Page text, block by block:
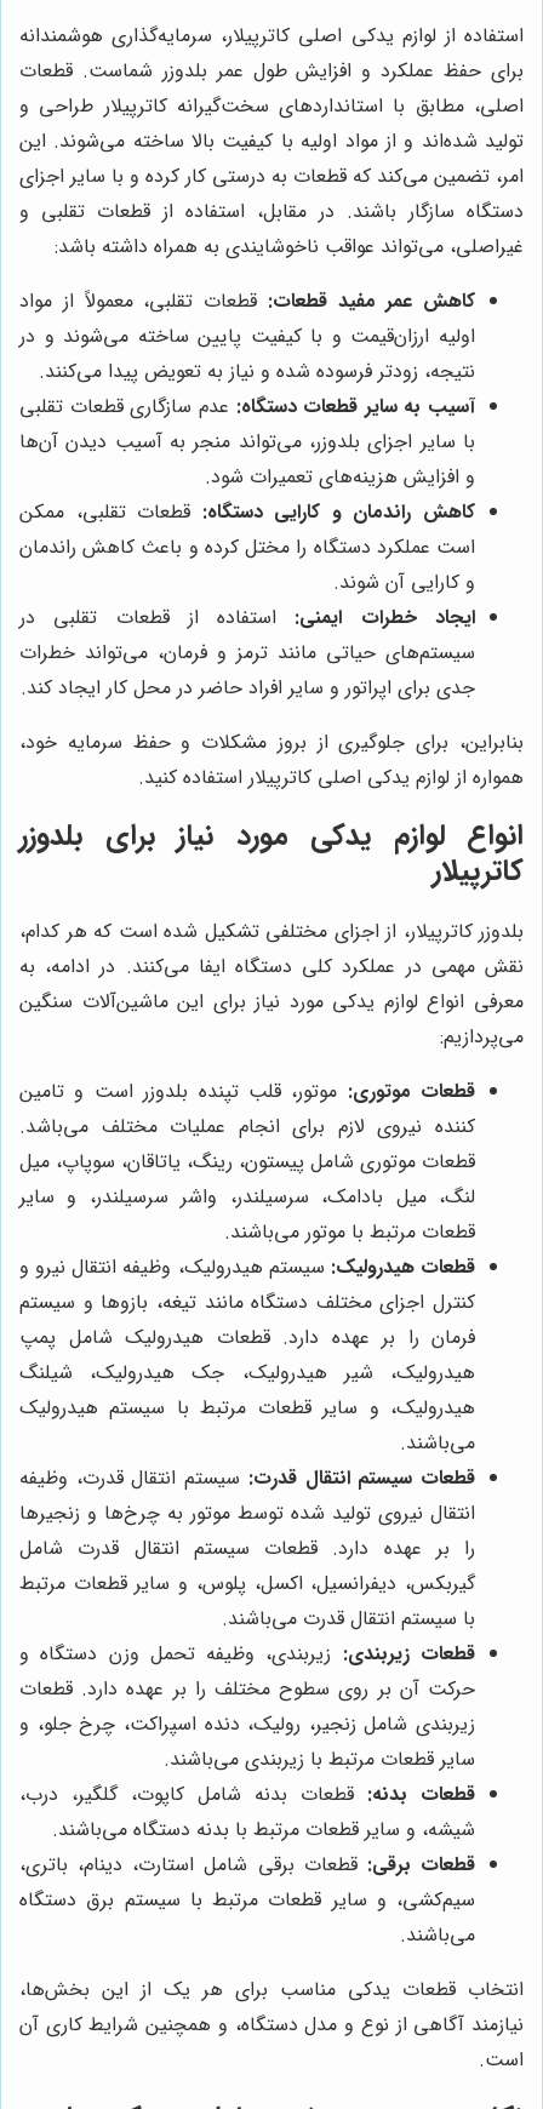
استفاده از لوازم یدکی اصلی کاترپیلار، سرمایه‌گذاری هوشمندانه
برای حفظ عملکرد و افزایش طول عمر بلدوزر شماست. قطعات
اصلی، مطابق با استانداردهای سخت‌گیرانه کاترپیلار طراحی و
تولید شده‌اند و از مواد اولیه با کیفیت بالا ساخته می‌شوند. این
امر، تضمین می‌کند که قطعات به درستی کار کرده و با سایر اجزای
دستگاه سازگار باشند. در مقابل، استفاده از قطعات تقلبی و
غیراصلی، می‌تواند عواقب ناخوشایندی به همراه داشته باشد:
کاهش عمر مفید قطعات: قطعات تقلبی، معمولاً از مواد
اولیه ارزان‌قیمت و با کیفیت پایین ساخته می‌شوند و در
نتیجه، زودتر فرسوده شده و نیاز به تعویض پیدا می‌کنند.
آسیب به سایر قطعات دستگاه: عدم سازگاری قطعات تقلبی
با سایر اجزای بلدوزر، می‌تواند منجر به آسیب دیدن آن‌ها
و افزایش هزینه‌های تعمیرات شود.
کاهش راندمان و کارایی دستگاه: قطعات تقلبی، ممکن
است عملکرد دستگاه را مختل کرده و باعث کاهش راندمان
و کارایی آن شوند.
ایجاد خطرات ایمنی: استفاده از قطعات تقلبی در
سیستم‌های حیاتی مانند ترمز و فرمان، می‌تواند خطرات
جدی برای اپراتور و سایر افراد حاضر در محل کار ایجاد کند.
بنابراین، برای جلوگیری از بروز مشکلات و حفظ سرمایه خود،
همواره از لوازم یدکی اصلی کاترپیلار استفاده کنید.
انواع لوازم یدکی مورد نیاز برای بلدوزر
کاترپیلار
بلدوزر کاترپیلار، از اجزای مختلفی تشکیل شده است که هر کدام،
نقش مهمی در عملکرد کلی دستگاه ایفا می‌کنند. در ادامه، به
معرفی انواع لوازم یدکی مورد نیاز برای این ماشین‌آلات سنگین
می‌پردازیم:
قطعات موتوری: موتور، قلب تپنده بلدوزر است و تامین
کننده نیروی لازم برای انجام عملیات مختلف می‌باشد.
قطعات موتوری شامل پیستون، رینگ، یاتاقان، سوپاپ، میل
لنگ، میل بادامک، سرسیلندر، واشر سرسیلندر، و سایر
قطعات مرتبط با موتور می‌باشند.
قطعات هیدرولیک: سیستم هیدرولیک، وظیفه انتقال نیرو و
کنترل اجزای مختلف دستگاه مانند تیغه، بازوها و سیستم
فرمان را بر عهده دارد. قطعات هیدرولیک شامل پمپ
هیدرولیک، شیر هیدرولیک، جک هیدرولیک، شیلنگ
هیدرولیک، و سایر قطعات مرتبط با سیستم هیدرولیک
می‌باشند.
قطعات سیستم انتقال قدرت: سیستم انتقال قدرت، وظیفه
انتقال نیروی تولید شده توسط موتور به چرخ‌ها و زنجیرها
را بر عهده دارد. قطعات سیستم انتقال قدرت شامل
گیربکس، دیفرانسیل، اکسل، پلوس، و سایر قطعات مرتبط
با سیستم انتقال قدرت می‌باشند.
قطعات زیربندی: زیربندی، وظیفه تحمل وزن دستگاه و
حرکت آن بر روی سطوح مختلف را بر عهده دارد. قطعات
زیربندی شامل زنجیر، رولیک، دنده اسپراکت، چرخ جلو، و
سایر قطعات مرتبط با زیربندی می‌باشند.
قطعات بدنه: قطعات بدنه شامل کاپوت، گلگیر، درب،
شیشه، و سایر قطعات مرتبط با بدنه دستگاه می‌باشند.
قطعات برقی: قطعات برقی شامل استارت، دینام، باتری،
سیم‌کشی، و سایر قطعات مرتبط با سیستم برق دستگاه
می‌باشند.
انتخاب قطعات یدکی مناسب برای هر یک از این بخش‌ها،
نیازمند آگاهی از نوع و مدل دستگاه، و همچنین شرایط کاری آن
است.